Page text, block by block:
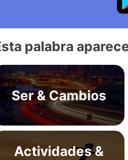
palabra
Ser & Cambios
Actividades &